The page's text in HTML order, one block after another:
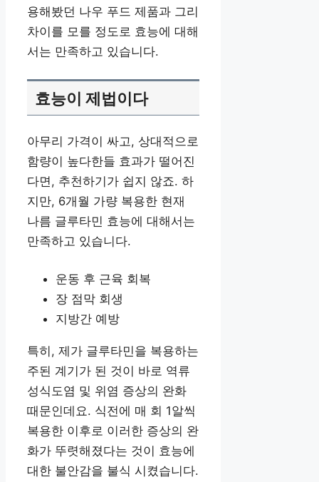
용해봤던 나우 푸드 제품과 그리
차이를 모를 정도로 효능에 대해
서는 만족하고 있습니다.
효능이 제법이다
아무리 가격이 싸고, 상대적으로
함량이 높다한들 효과가 떨어진
다면, 추천하기가 쉽지 않죠. 하
지만, 6개월 가량 복용한 현재
나름 글루타민 효능에 대해서는
만족하고 있습니다.
운동 후 근육 회복
장 점막 회생
지방간 예방
특히, 제가 글루타민을 복용하는
주된 계기가 된 것이 바로 역류
성식도염 및 위염 증상의 완화
때문인데요. 식전에 매 회 1알씩
복용한 이후로 이러한 증상의 완
화가 뚜렷해졌다는 것이 효능에
대한 불안감을 불식 시켰습니다.